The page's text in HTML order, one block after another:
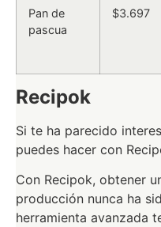
Pan de
pascua
$3.697
Recipok
Si te ha parecido
puedes hacer con
Con Recipok, obtener
producción nunca ha
herramienta avanzada